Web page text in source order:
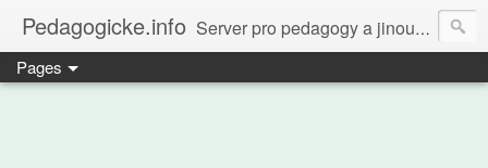
Pedagogicke.info Server pro pedagogy a jinou zvířenu
Pages